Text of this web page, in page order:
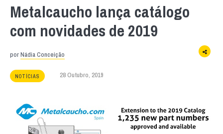
Metalcaucho lança catálogo
com novidades de 2019
porNádia Conceição
NOTÍCIAS 28 Outubro, 2019